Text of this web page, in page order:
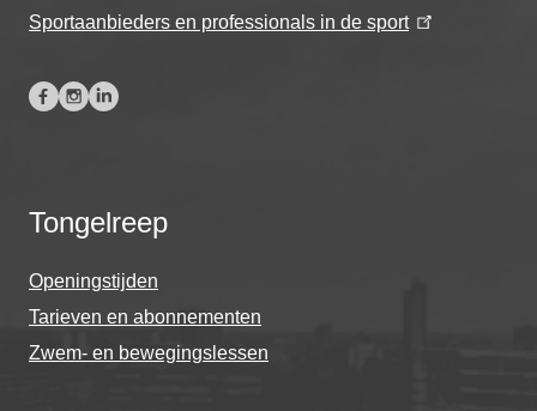
Sportaanbieders en professionals in de sport
Tongelreep
Openingstijden
Tarieven en abonnementen
Zwem- en bewegingslessen